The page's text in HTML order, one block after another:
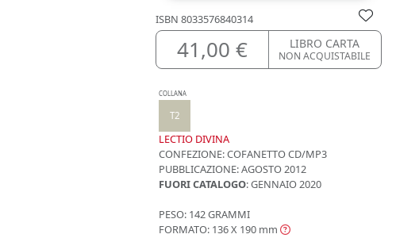
ISBN 8033576840314
41,00 € LIBRO CARTA
NON ACQUISTABILE
COLLANA
T2
LECTIO DIVINA
CONFEZIONE:COFANETTO CD/MP3
PUBBLICAZIONE:AGOSTO 2012
FUORI CATALOGO: GENNAIO 2020
PESO: 142 GRAMMI
FORMATO: 136 X 190 mm